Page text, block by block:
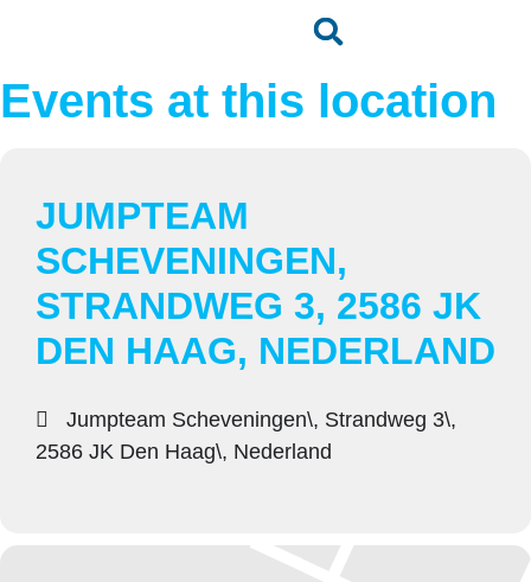
Events at this location
JUMPTEAM
SCHEVENINGEN,
STRANDWEG 3, 2586 JK
DEN HAAG, NEDERLAND
Jumpteam Scheveningen\, Strandweg 3\,
2586 JK Den Haag\, Nederland